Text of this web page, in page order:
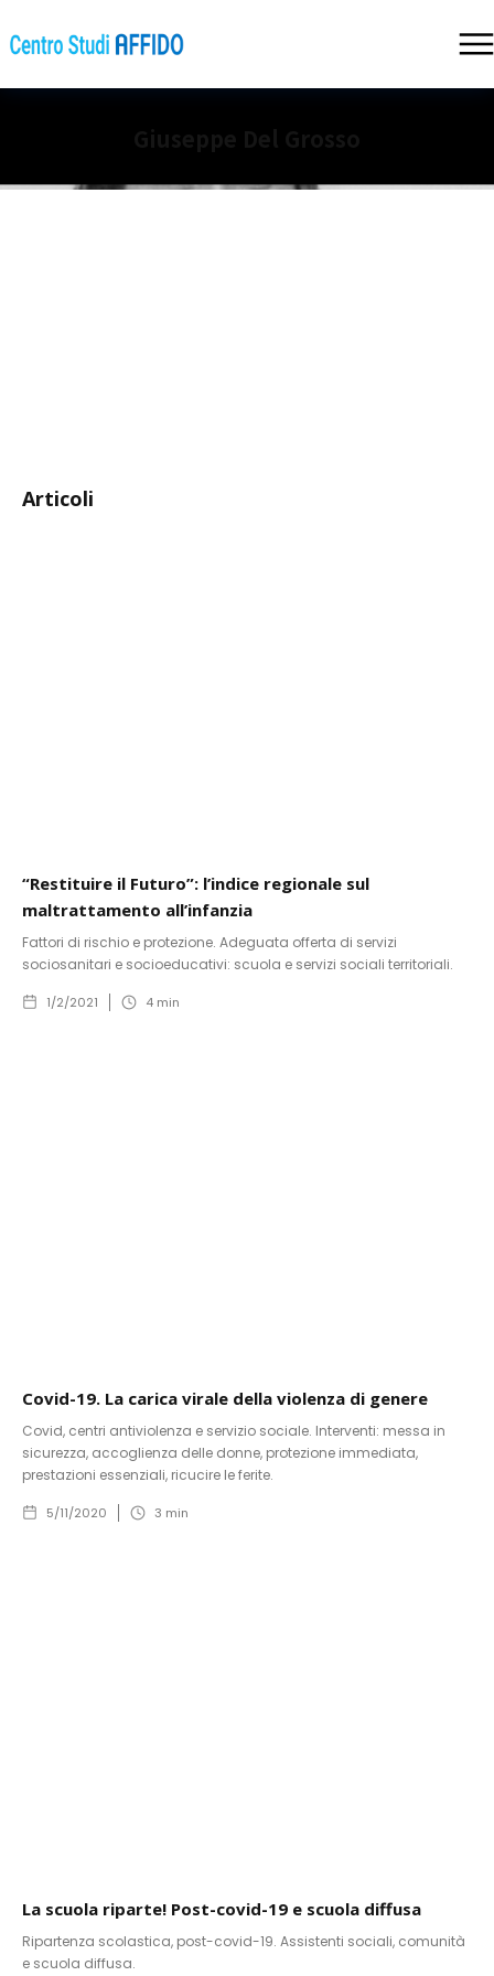
Articoli
“Restituire il Futuro”: l’indice regionale sul
maltrattamento all’infanzia
Fattori di rischio e protezione. Adeguata offerta di servizi
sociosanitari e socioeducativi: scuola e servizi sociali territoriali.
1/2/2021 4 min
Covid-19. La carica virale della violenza di genere
Covid, centri antiviolenza e servizio sociale. Interventi: messa in
sicurezza, accoglienza delle donne, protezione immediata,
prestazioni essenziali, ricucire le ferite.
5/11/2020 3 min
La scuola riparte! Post-covid-19 e scuola diffusa
Ripartenza scolastica, post-covid-19. Assistenti sociali, comunità
e scuola diffusa.